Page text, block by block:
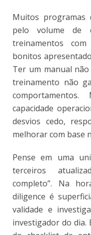
Muitos programas
pelo volume de
treinamentos
bonitos
Ter um manual
treinamento não
capacidade
desvios cedo,
melhorar com base
Pense em uma
terceiros
completo”. Na
diligence é
validade e
investigador do dia.